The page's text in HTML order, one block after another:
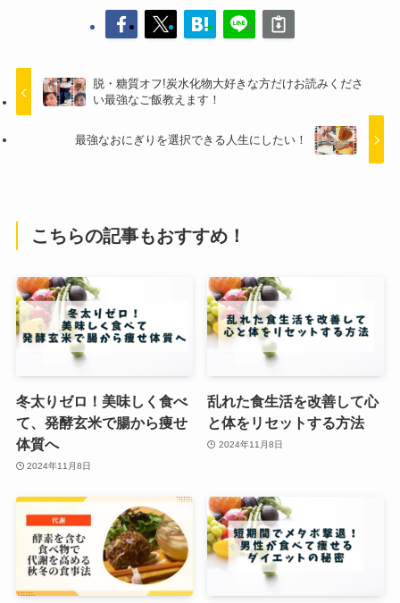
脱・糖質オフ!炭水化物大好きな方だけお読みくださ
い最強なご飯教えます！
最強なおにぎりを選択できる人生にしたい！
こちらの記事もおすすめ！
冬太りゼロ！美味しく食べ
て、発酵玄米で腸から痩せ
体質へ
2024年11月8日
乱れた食生活を改善して心
と体をリセットする方法
2024年11月8日